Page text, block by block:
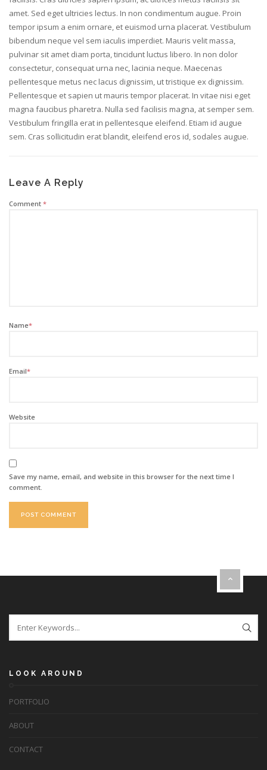
amet. Sed eget ultricies lectus. In non condimentum augue. Proin
tempor ipsum a enim ornare, et euismod urna placerat. Vestibulum
bibendum neque vel sem iaculis imperdiet. Mauris velit massa,
pulvinar sit amet diam porta, tincidunt luctus libero. In non dolor
consectetur, consequat urna nec, lacinia neque. Maecenas
pellentesque metus nec lacus dignissim, ut tristique ex dignissim.
Pellentesque et sapien ut mauris tempor placerat. In vitae nisi eget
magna faucibus pharetra. Nulla sed facilisis magna, at semper sem.
Vestibulum fringilla erat in pellentesque eleifend. Etiam id augue
sem. Cras sollicitudin erat blandit, eleifend eros id, sodales augue.
Leave A Reply
Comment *
Name*
Email*
Website
Save my name, email, and website in this browser for the next time I
comment.
LOOK AROUND
PORTFOLIO
ABOUT
CONTACT